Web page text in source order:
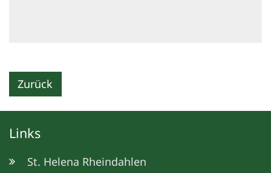
Zurück
Links
St. Helena Rheindahlen